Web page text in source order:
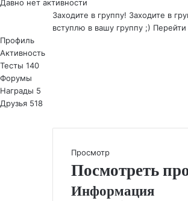
Давно нет активности
Заходите в группу! Заходите в
вступлю в вашу группу ;) Перейти
Профиль
Активность
Тесты 140
Форумы
Награды 5
Друзья 518
Просмотр
Посмотреть
Информация